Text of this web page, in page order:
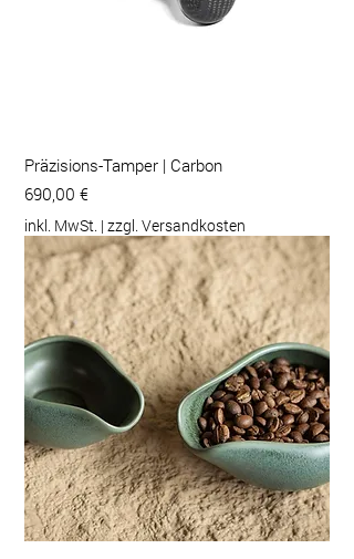
Präzisions-Tamper | Carbon
Preis
690,00 €
inkl. MwSt. | zzgl. Versandkosten